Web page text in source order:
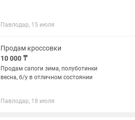
Павлодар, 15 июля
Продам кроссовки
10 000 ₸
Продам сапоги зима, полуботинки
весна, б/у в отличном состоянии
Павлодар, 18 июля